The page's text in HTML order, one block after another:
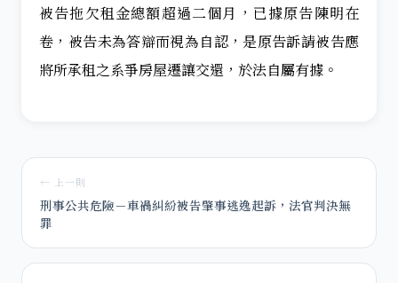
被告拖欠租金總額超過二個月，已據原告陳明在
卷，被告未為答辯而視為自認，是原告訴請被告應
將所承租之系爭房屋遷讓交還，於法自屬有據。
← 上一則
刑事公共危險－車禍糾紛被告肇事逃逸起訴，法官判決無
罪